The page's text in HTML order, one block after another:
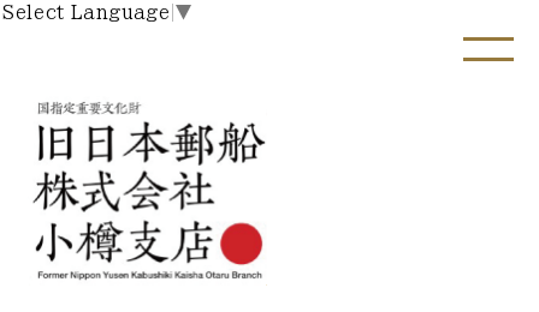
Select Language ▼